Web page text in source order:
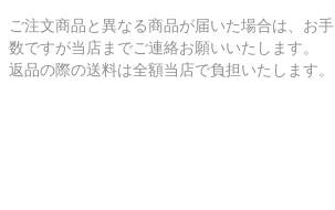
ご注文商品と異なる商品が届いた場合は、お手
数ですが当店までご連絡お願いいたします。
返品の際の送料は全額当店で負担いたします。